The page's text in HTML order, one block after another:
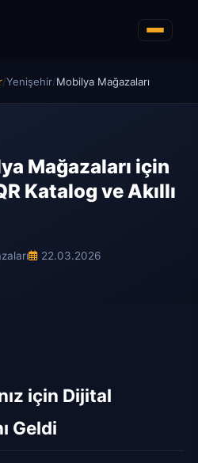
/Yenişehir/Mobilya Mağazaları
Mağazaları için
Katalog ve Akıllı
22.03.2026
için Dijital
Geldi